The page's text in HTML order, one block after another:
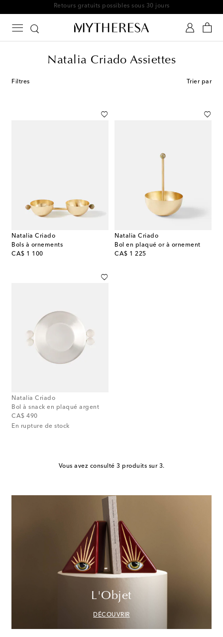
Retours gratuits possibles sous 30 jours
Natalia Criado Assiettes
Filtres Trier par
Natalia Criado
Bols à ornements
CA$ 1 100
original price
Natalia Criado
Bol en plaqué or à ornement
CA$ 1 225
original price
Natalia Criado
Bol à snack en plaqué argent
CA$ 490
original price
En rupture de stock
Vous avez consulté 3 produits sur 3.
L'Objet
DÉCOUVRIR